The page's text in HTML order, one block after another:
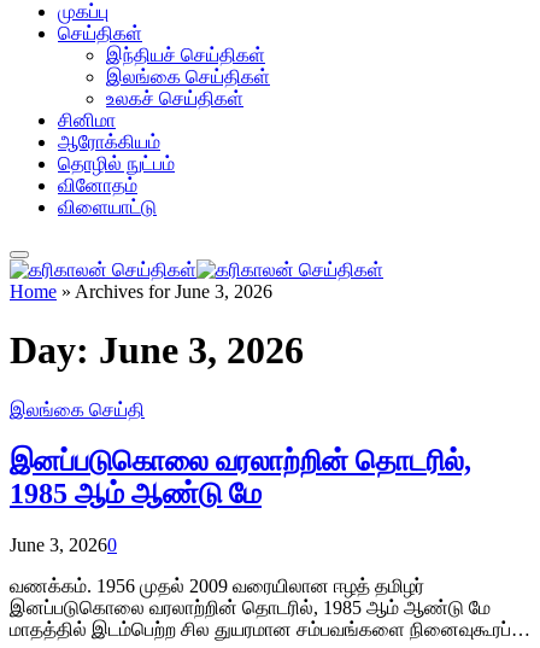
முகப்பு
செய்திகள்
இந்தியச் செய்திகள்
இலங்கை செய்திகள்
உலகச் செய்திகள்
சினிமா
ஆரோக்கியம்
தொழில் நுட்பம்
வினோதம்
விளையாட்டு
Home » Archives for June 3, 2026
Day: June 3, 2026
இலங்கை செய்தி
இனப்படுகொலை வரலாற்றின் தொடரில்,
1985 ஆம் ஆண்டு மே
June 3, 20260
வணக்கம். 1956 முதல் 2009 வரையிலான ஈழத் தமிழர்
இனப்படுகொலை வரலாற்றின் தொடரில், 1985 ஆம் ஆண்டு மே
மாதத்தில் இடம்பெற்ற சில துயரமான சம்பவங்களை நினைவுகூரப்…